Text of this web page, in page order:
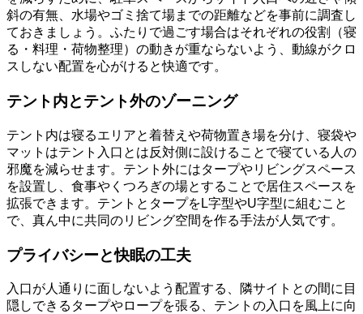
斜の有無、水場やゴミ捨て場までの距離などを事前に調査し
ておきましょう。ふたりで過ごす場合はそれぞれの役割（寝
る・料理・荷物整理）の動きが重ならないよう、動線がクロ
スしない配置を心がけると快適です。
テント内とテント外のゾーニング
テント内は寝るエリアと着替えや荷物置き場を分け、寝袋や
マットはテント入口とは反対側に設けることで寝ている人の
邪魔を減らせます。テント外にはタープやリビングスペース
を設置し、食事やくつろぎの場とすることで居住スペースを
拡張できます。テントとタープをL字型やU字型に組むこと
で、真ん中に共同のリビング空間を作る手法が人気です。
プライバシーと快眠の工夫
入口が人通りに面しないよう配置する、隣サイトとの間に目
隠しできるタープやロープを張る、テントの入口を風上に向